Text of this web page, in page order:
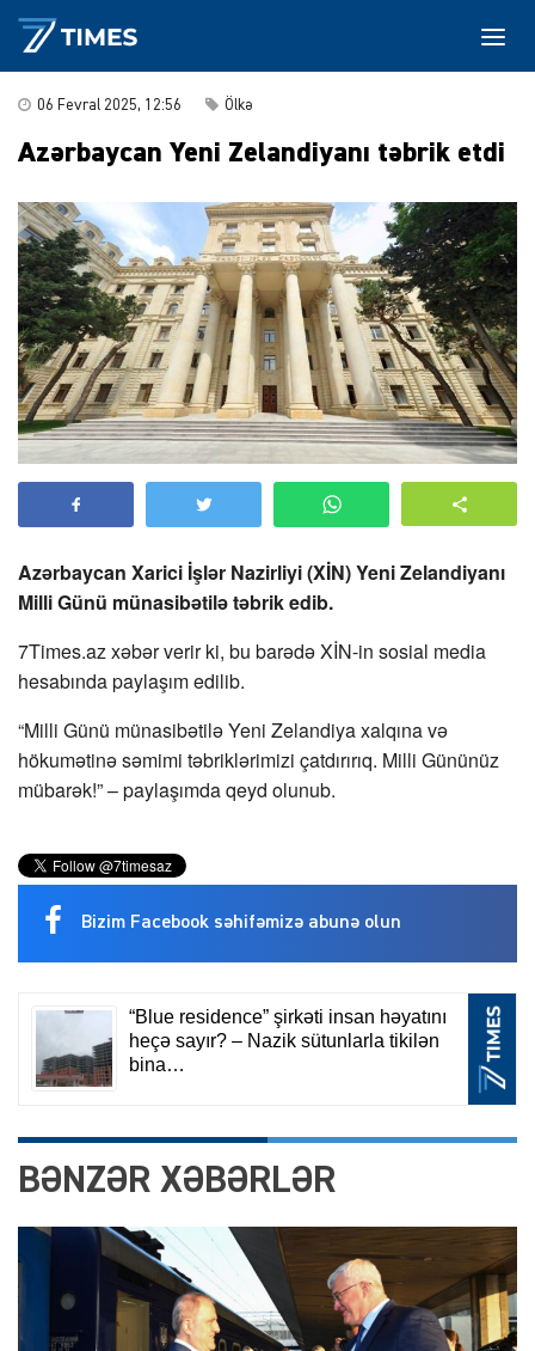
06 Fevral 2025, 12:56 Ölkə
Azərbaycan Yeni Zelandiyanı təbrik etdi
Azərbaycan Xarici İşlər Nazirliyi (XİN) Yeni Zelandiyanı
Milli Günü münasibətilə təbrik edib.
7Times.az xəbər verir ki, bu barədə XİN-in sosial media
hesabında paylaşım edilib.
“Milli Günü münasibətilə Yeni Zelandiya xalqına və
hökumətinə səmimi təbriklərimizi çatdırırıq. Milli Gününüz
mübarək!” – paylaşımda qeyd olunub.
Bizim Facebook səhifəmizə abunə olun
BƏNZƏR XƏBƏRLƏR